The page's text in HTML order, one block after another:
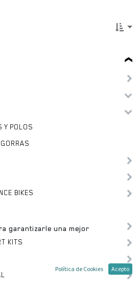
Y POLOS
BIKES
KITS
garantizarle una mejor
Política de Cookies Acepto